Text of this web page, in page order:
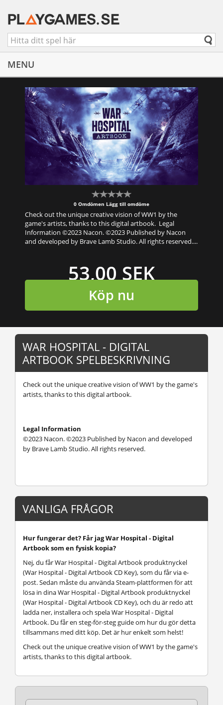
MENU
0 Omdömen Lägg till omdöme
Check out the unique creative vision of WW1 by the
game's artists, thanks to this digital artbook. Legal
Information ©2023 Nacon. ©2023 Published by Nacon
and developed by Brave Lamb Studio. All rights reserved....
53,00 SEK
Köp nu
WAR HOSPITAL - DIGITAL
ARTBOOK SPELBESKRIVNING
Check out the unique creative vision of WW1 by the game's
artists, thanks to this digital artbook.
Legal Information
©2023 Nacon. ©2023 Published by Nacon and developed
by Brave Lamb Studio. All rights reserved.
VANLIGA FRÅGOR
Hur fungerar det? Får jag War Hospital - Digital
Artbook som en fysisk kopia?
Nej, du får War Hospital - Digital Artbook produktnyckel
(War Hospital - Digital Artbook CD Key), som du får via e-
post. Sedan måste du använda Steam-plattformen för att
lösa in dina War Hospital - Digital Artbook produktnyckel
(War Hospital - Digital Artbook CD Key), och du är redo att
ladda ner, installera och spela War Hospital - Digital
Artbook. Du får en steg-för-steg guide om hur du gör detta
tillsammans med ditt köp. Det är hur enkelt som helst!
Check out the unique creative vision of WW1 by the game's
artists, thanks to this digital artbook.